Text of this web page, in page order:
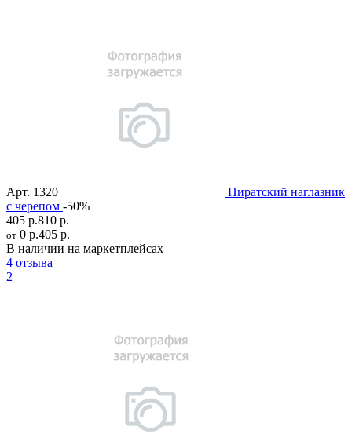
Арт. 1320
Пиратский наглазник
c черепом -50%
405 р.810 р.
от 0 р.405 р.
В наличии на маркетплейсах
4 отзыва
2